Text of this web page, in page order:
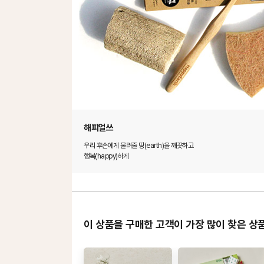
해피얼쓰
우리 후손에게 물려줄 땅(earth)을 깨끗하고
행복(happy)하게
이 상품을 구매한 고객이 가장 많이 찾은 상